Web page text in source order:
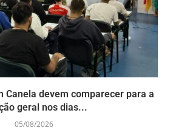
Canela devem comparecer para a
geral nos dias...
05/08/2026